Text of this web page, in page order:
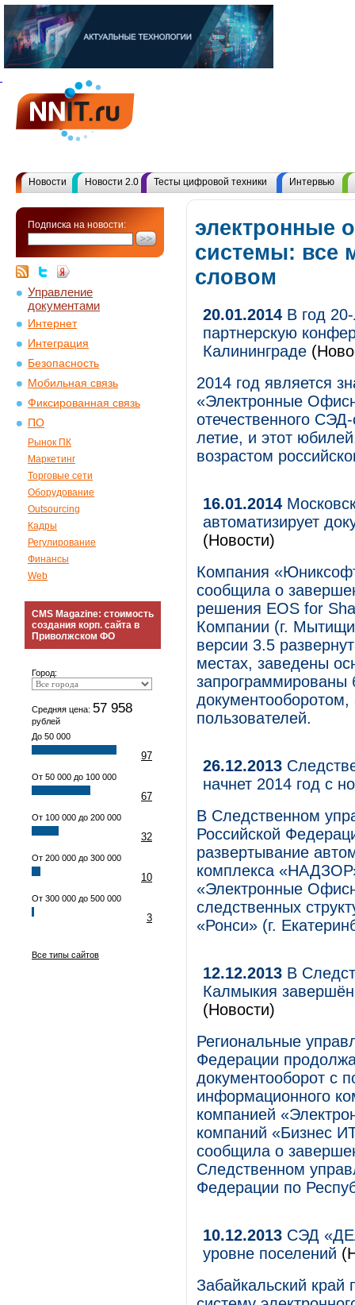
Новости Новости 2.0 Тесты цифровой техники Интервью
Подписка на новости:
Управление
документами
Интернет
Интеграция
Безопасность
Мобильная связь
Фиксированная связь
ПО
Рынок ПК
Маркетинг
Торговые сети
Оборудование
Outsourcing
Кадры
Регулирование
Финансы
Web
CMS Magazine: стоимость
создания корп. сайта в
Приволжском ФО
Город:
Средняя цена: 57 958
рублей
До 50 000
97
От 50 000 до 100 000
67
От 100 000 до 200 000
32
От 200 000 до 300 000
10
От 300 000 до 500 000
3
Все типы сайтов
электронные
системы: все
словом
20.01.2014 В год
партнерскую
Калининграде
2014 год является
«Электронные
отечественного
летие, и этот
возрастом
16.01.2014
автоматизирует
(Новости)
Компания
сообщила о
решения EOS for
Компании (г.
версии 3.5
местах, заведены
запрограммированы
пользователей.
26.12.2013
начнет 2014 год с
В Следственном
Российской
развертывание
комплекса
«Электронные
следственных
«Ронси» (г.
12.12.2013 В
Калмыкия
(Новости)
Региональные
Федерации
документооборот с
информационного
компанией
компаний «Бизнес
сообщила о
Следственном
Федерации по
10.12.2013 СЭД
уровне поселений
Забайкальский край